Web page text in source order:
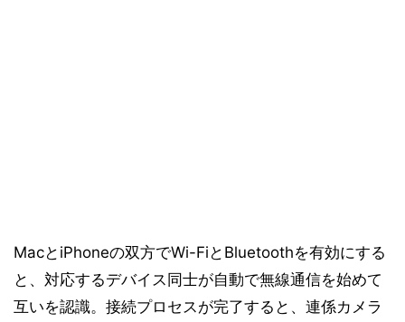
MacとiPhoneの双方でWi-FiとBluetoothを有効にする
と、対応するデバイス同士が自動で無線通信を始めて
互いを認識。接続プロセスが完了すると、連係カメラ